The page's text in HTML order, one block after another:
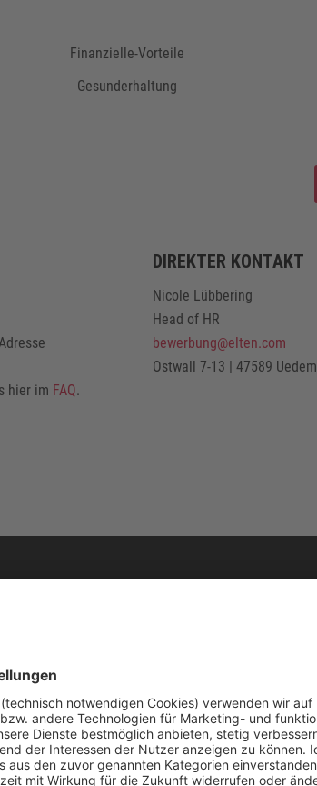
hier im FAQ.
DIREKTER KONTAKT
Nicole Lübbering
Head of HR
bewerbung@elten.com
Ostwall 7-13 | 47589 Uedem
BY ELTEN